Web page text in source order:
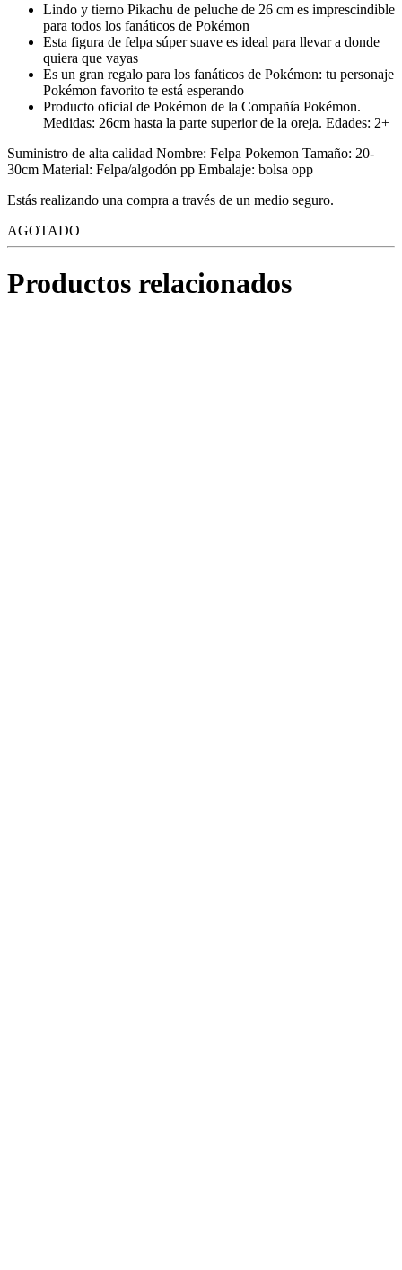
Lindo y tierno Pikachu de peluche de 26 cm es imprescindible
para todos los fanáticos de Pokémon
Esta figura de felpa súper suave es ideal para llevar a donde
quiera que vayas
Es un gran regalo para los fanáticos de Pokémon: tu personaje
Pokémon favorito te está esperando
Producto oficial de Pokémon de la Compañía Pokémon.
Medidas: 26cm hasta la parte superior de la oreja. Edades: 2+
Suministro de alta calidad Nombre: Felpa Pokemon Tamaño: 20-
30cm Material: Felpa/algodón pp Embalaje: bolsa opp
Estás realizando una compra a través de un medio seguro.
AGOTADO
Productos relacionados